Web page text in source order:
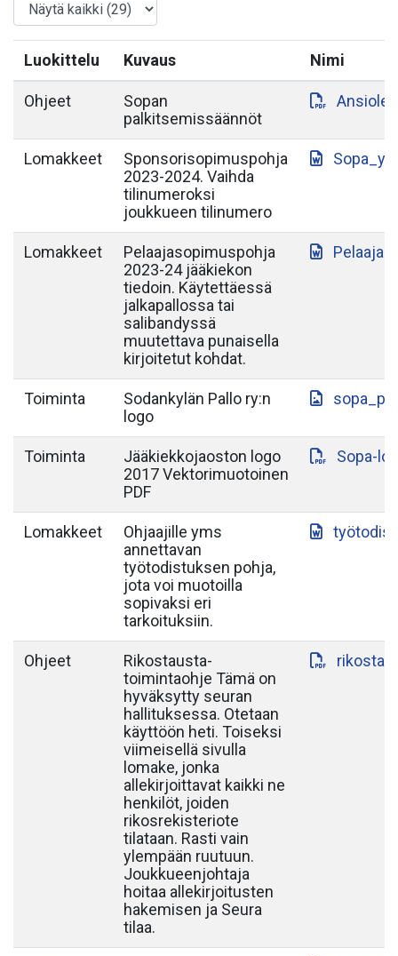
Luokittelu Kuvaus Nimi
Ohjeet
Sopan
palkitsemissäännöt
Lomakkeet
Sponsorisopimuspohja
2023-2024. Vaihda
tilinumeroksi
joukkueen tilinumero
Lomakkeet
Pelaajasopimuspohja
2023-24 jääkiekon
tiedoin. Käytettäessä
jalkapallossa tai
salibandyssä
muutettava punaisella
kirjoitetut kohdat.
Toiminta
Sodankylän Pallo ry:n
logo
Toiminta
Jääkiekkojaoston logo
2017 Vektorimuotoinen
PDF
Sopa-
Lomakkeet
Ohjaajille yms
annettavan
työtodistuksen pohja,
jota voi muotoilla
sopivaksi eri
tarkoituksiin.
Ohjeet
Rikostausta-
toimintaohje Tämä on
hyväksytty seuran
hallituksessa. Otetaan
käyttöön heti. Toiseksi
viimeisellä sivulla
lomake, jonka
allekirjoittavat kaikki ne
henkilöt, joiden
rikosrekisteriote
tilataan. Rasti vain
ylempään ruutuun.
Joukkueenjohtaja
hoitaa allekirjoitusten
hakemisen ja Seura
tilaa.